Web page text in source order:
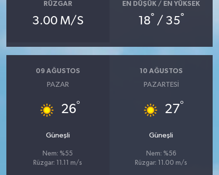
RÜZGAR
3.00 M/S
EN DÜŞÜK / EN YÜKSEK
18° / 35°
09 AĞUSTOS
PAZAR
26°
Güneşli
Nem: %55
Rüzgar: 11.11 m/s
10 AĞUSTOS
PAZARTESI
27°
Güneşli
Nem: %56
Rüzgar: 11.00 m/s